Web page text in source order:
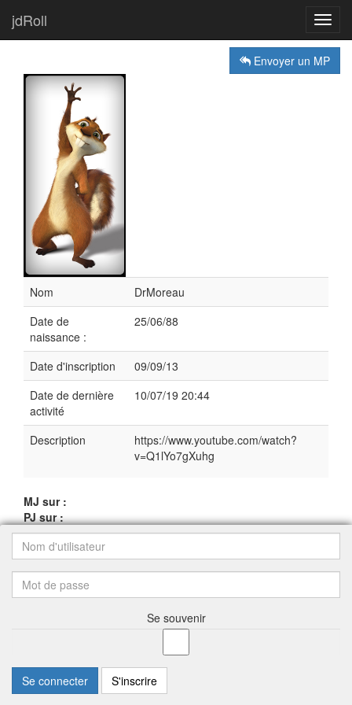
jdRoll
Envoyer un MP
Nom
DrMoreau
Date de
naissance :
25/06/88
Date d'inscription
09/09/13
Date de dernière
activité
10/07/19 20:44
Description
https://www.youtube.com/watch?
v=Q1lYo7gXuhg
MJ sur :
PJ sur :
Se souvenir
Se connecter S'inscrire